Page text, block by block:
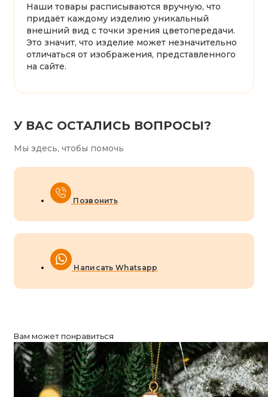
Наши товары расписываются вручную, что
придаёт каждому изделию уникальный
внешний вид с точки зрения цветопередачи.
Это значит, что изделие может незначительно
отличаться от изображения, представленного
на сайте.
У ВАС ОСТАЛИСЬ ВОПРОСЫ?
Мы здесь, чтобы помочь
Позвонить
Написать Whatsapp
Вам может понравиться